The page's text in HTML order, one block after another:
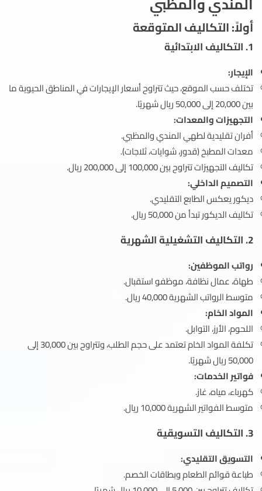
أولاً: التكاليف المتوقعة
1. التكاليف الابتدائية
الإيجار:
تختلف حسب الموقع، حيث تتراوح أسعار الإيجارات في المناطق الحيوية ما
بين 20,000 إلى 50,000 ريال شهريًا.
التجهيزات والمعدات:
أفران تقليدية لطهي المندي والمظبي.
معدات المطبخ (قدور، شوايات، ثلاجات).
تكاليف التجهيزات تتراوح بين 100,000 إلى 200,000 ريال.
التصميم الداخلي:
ديكور يعكس الطابع التقليدي.
تكاليف الديكور تبدأ من 50,000 ريال.
2. التكاليف التشغيلية الشهرية
رواتب الموظفين:
طهاة، عمال نظافة، موظفو استقبال.
متوسط الرواتب الشهرية 40,000 ريال.
المواد الخام:
اللحوم، الأرز، التوابل.
تكلفة المواد الخام تعتمد على حجم الطلب، وتتراوح بين 30,000 إلى
50,000 ريال شهريًا.
فواتير الخدمات:
كهرباء، مياه، غاز.
متوسط الفواتير الشهرية 10,000 ريال.
3. التكاليف التسويقية
التسويق التقليدي:
طباعة قوائم الطعام وبطاقات الخصم.